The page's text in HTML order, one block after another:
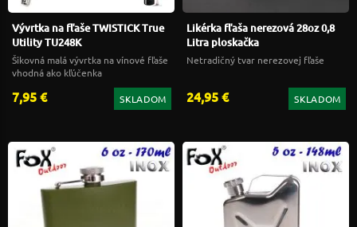
Vývrtka na fľaše TWISTICK True
Utility TU248K
Šikovná malá vývrtka na vínové fľaše
vhodná ako kľúčenka
7,95 € SKLADOM
Likérka fľaša nerezová 28oz 0,8
Litra ploskačka
Netradičný tvar nerezovej fľaše
24,95 € SKLADOM